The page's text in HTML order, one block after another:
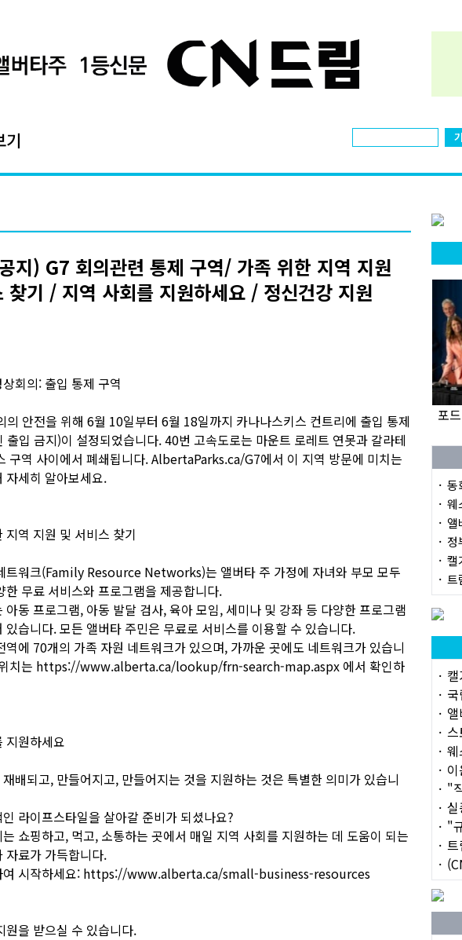
기
지) G7 회의관련 통제 구역/ 가족 위한 지역 지원
찾기 / 지역 사회를 지원하세요 / 정신건강 지원
회의: 출입 통제 구역
의 안전을 위해 6월 10일부터 6월 18일까지 카나나스키스 컨트리에 출입 통제
출입 금지)이 설정되었습니다. 40번 고속도로는 마운트 로레트 연못과 갈라테
구역 사이에서 폐쇄됩니다. AlbertaParks.ca/G7에서 이 지역 방문에 미치는
자세히 알아보세요.
지역 지원 및 서비스 찾기
트워크(Family Resource Networks)는 앨버타 주 가정에 자녀와 부모 모두
한 무료 서비스와 프로그램을 제공합니다.
아동 프로그램, 아동 발달 검사, 육아 모임, 세미나 및 강좌 등 다양한 프로그램
있습니다. 모든 앨버타 주민은 무료로 서비스를 이용할 수 있습니다.
역에 70개의 가족 자원 네트워크가 있으며, 가까운 곳에도 네트워크가 있습니
치는 https://www.alberta.ca/lookup/frn-search-map.aspx에서 확인하
지원하세요
배되고, 만들어지고, 만들어지는 것을 지원하는 것은 특별한 의미가 있습니
라이프스타일을 살아갈 준비가 되셨나요?
쇼핑하고, 먹고, 소통하는 곳에서 매일 지역 사회를 지원하는 데 도움이 되는
자료가 가득합니다.
시작하세요: https://www.alberta.ca/small-business-resources
원을 받으실 수 있습니다.
포
동
웨
앨
정
캘
트
"
"